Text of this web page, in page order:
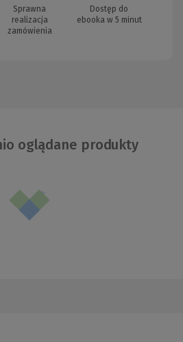
Sprawna
realizacja
zamówienia
Dostęp do
ebooka w 5 minut
oglądane produkty